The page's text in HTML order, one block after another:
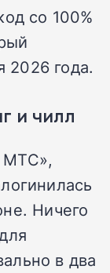
со 100%
2026 года.
и чилл
МТС»,
Ничего
в два